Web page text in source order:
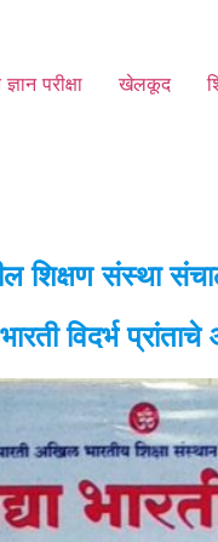
परीक्षा खेलकूद
शिक्षण संस्था
भारती विदर्भ